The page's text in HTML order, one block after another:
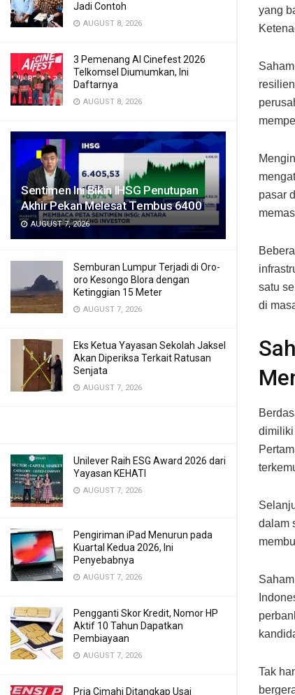
Jadi Contoh
AUGUST 8, 2026
3 Pemenang AI Cinefest 2026
Telkomsel Diumumkan, Ini
Daftarnya
AUGUST 8, 2026
Sentimen Ini Bikin IHSG Penutupan
Akhir Pekan Melesat Tembus 6400
AUGUST 7, 2026
Semburan Lumpur Terjadi di Oro-
oro Kesongo Blora dengan
Ketinggian 15 Meter
AUGUST 7, 2026
Eks Ketua Yayasan Sekolah Jaksel
Akan Diperiksa Terkait Ratusan
Senjata
AUGUST 7, 2026
Unilever Raih ESG Award 2026 dari
Yayasan KEHATI
AUGUST 7, 2026
Pengiriman iPad Menurun pada
Kuartal Kedua 2026, Ini
Penyebabnya
AUGUST 7, 2026
Pengganti Skor Kredit, Nomor HP
Aktif 10 Tahun Dapatkan
Pembiayaan
AUGUST 7, 2026
Pria Cimahi Ditangkap Usai
yang
pasar
satu
di
dimiliki
dalam
Tak